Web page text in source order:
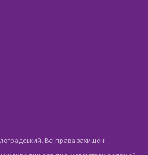
Всі права захищені.